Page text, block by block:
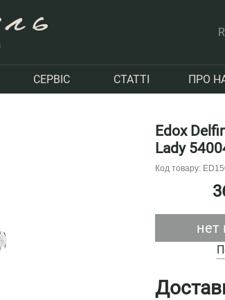
СЕРВІС СТАТТІ ПРО
Edox
Lady
Код товару:
нет